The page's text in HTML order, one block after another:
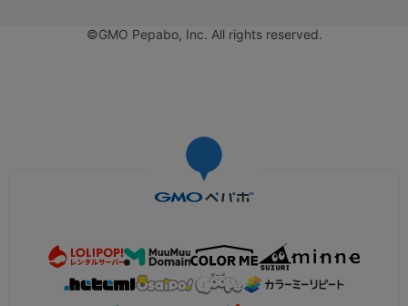
©GMO Pepabo, Inc. All rights reserved.